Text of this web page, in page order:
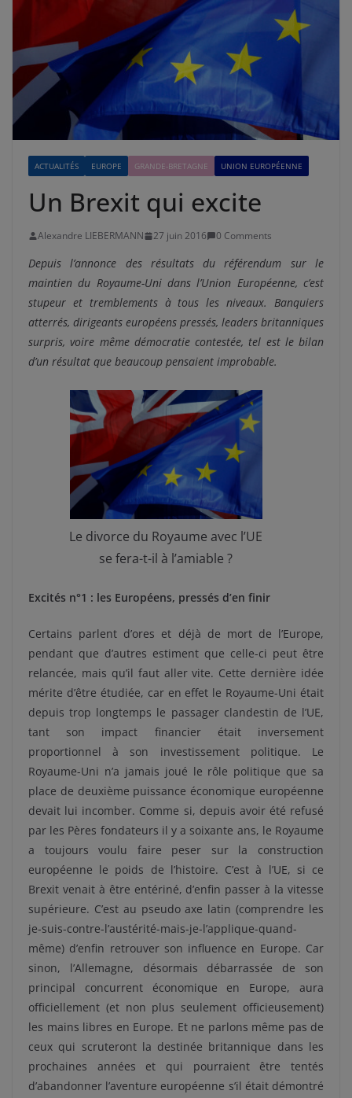
ACTUALITÉS EUROPE GRANDE-BRETAGNE UNION EUROPÉENNE
Un Brexit qui excite
Alexandre LIEBERMANN 27 juin 2016 0 Comments
Depuis l’annonce des résultats du référendum sur le
maintien du Royaume-Uni dans l’Union Européenne, c’est
stupeur et tremblements à tous les niveaux. Banquiers
atterrés, dirigeants européens pressés, leaders britanniques
surpris, voire même démocratie contestée, tel est le bilan
d’un résultat que beaucoup pensaient improbable.
Le divorce du Royaume avec l’UE
se fera-t-il à l’amiable ?
Excités n°1 : les Européens, pressés d’en finir
Certains parlent d’ores et déjà de mort de l’Europe,
pendant que d’autres estiment que celle-ci peut être
relancée, mais qu’il faut aller vite. Cette dernière idée
mérite d’être étudiée, car en effet le Royaume-Uni était
depuis trop longtemps le passager clandestin de l’UE,
tant son impact financier était inversement
proportionnel à son investissement politique. Le
Royaume-Uni n’a jamais joué le rôle politique que sa
place de deuxième puissance économique européenne
devait lui incomber. Comme si, depuis avoir été refusé
par les Pères fondateurs il y a soixante ans, le Royaume
a toujours voulu faire peser sur la construction
européenne le poids de l’histoire. C’est à l’UE, si ce
Brexit venait à être entériné, d’enfin passer à la vitesse
supérieure. C’est au pseudo axe latin (comprendre les
je-suis-contre-l’austérité-mais-je-l’applique-quand-
même) d’enfin retrouver son influence en Europe. Car
sinon, l’Allemagne, désormais débarrassée de son
principal concurrent économique en Europe, aura
officiellement (et non plus seulement officieusement)
les mains libres en Europe. Et ne parlons même pas de
ceux qui scruteront la destinée britannique dans les
prochaines années et qui pourraient être tentés
d’abandonner l’aventure européenne s’il était démontré